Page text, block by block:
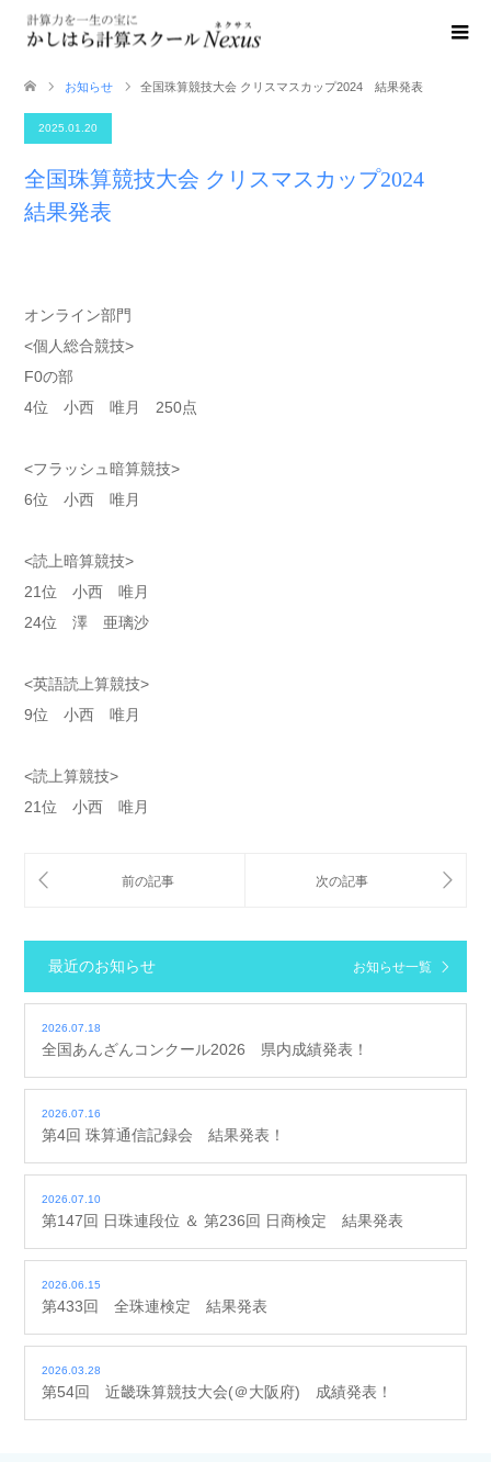
お知らせ 全国珠算競技大会 クリスマスカップ2024 結果発表
2025.01.20
全国珠算競技大会 クリスマスカップ2024
結果発表
オンライン部門
<個人総合競技>
F0の部
4位 小西 唯月 250点
<フラッシュ暗算競技>
6位 小西 唯月
<読上暗算競技>
21位 小西 唯月
24位 澤 亜璃沙
<英語読上算競技>
9位 小西 唯月
<読上算競技>
21位 小西 唯月
最近のお知らせ お知らせ一覧
2026.07.18
全国あんざんコンクール2026 県内成績発表！
2026.07.16
第4回 珠算通信記録会 結果発表！
2026.07.10
第147回 日珠連段位 ＆ 第236回 日商検定 結果発表
2026.06.15
第433回 全珠連検定 結果発表
2026.03.28
第54回 近畿珠算競技大会(＠大阪府) 成績発表！